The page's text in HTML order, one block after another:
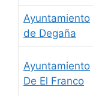
Ayuntamiento
de Degaña
Ayuntamiento
De El Franco